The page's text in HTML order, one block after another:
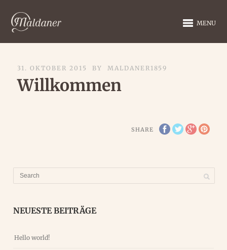
MENU
31. OKTOBER 2015 BY MALDANER1859
Willkommen
SHARE
NEUESTE BEITRÄGE
Hello world!